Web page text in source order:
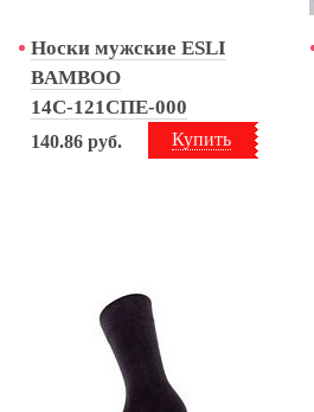
Носки мужские ESLI
BAMBOO
14С-121СПЕ-000
Купить
140.86 руб.